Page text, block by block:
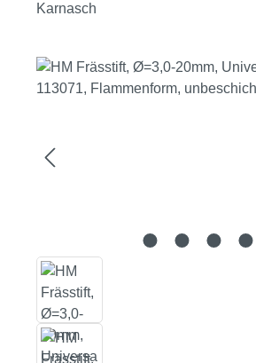
Karnasch
Bildergalerie überspringen